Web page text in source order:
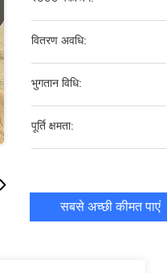
वितरण अवधि:
भुगतान विधि:
पूर्ति क्षमता:
सबसे अच्छी कीमत पाएं